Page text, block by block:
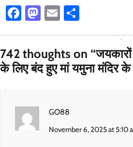
Facebook
Mastodon
Email
742 thoughts on “
के लिए बंद हुए मां यमुना मंदिर
GO88
November 6, 2025 at 5:10